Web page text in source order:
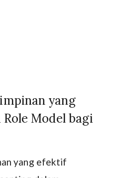
yang
Model bagi
yang efektif